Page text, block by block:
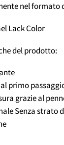
nel formato
Lack Color
del prodotto:
primo
grazie al
Senza strato